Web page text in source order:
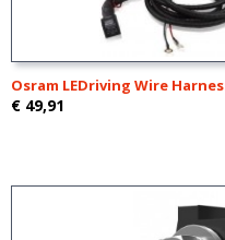
Osram LEDriving Wire
€ 49,91